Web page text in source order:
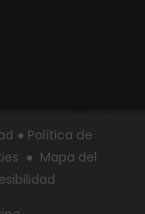
● Política de
● Mapa del